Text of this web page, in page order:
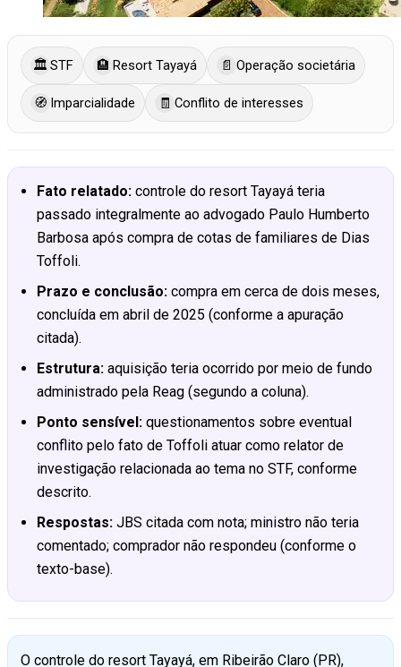
🏛️ STF 🏨 Resort Tayayá 📄 Operação societária
🧭 Imparcialidade 🧾 Conflito de interesses
Fato relatado: controle do resort Tayayá teria
passado integralmente ao advogado Paulo Humberto
Barbosa após compra de cotas de familiares de Dias
Toffoli.
Prazo e conclusão: compra em cerca de dois meses,
concluída em abril de 2025 (conforme a apuração
citada).
Estrutura: aquisição teria ocorrido por meio de fundo
administrado pela Reag (segundo a coluna).
Ponto sensível: questionamentos sobre eventual
conflito pelo fato de Toffoli atuar como relator de
investigação relacionada ao tema no STF, conforme
descrito.
Respostas: JBS citada com nota; ministro não teria
comentado; comprador não respondeu (conforme o
texto-base).
O controle do resort Tayayá, em Ribeirão Claro (PR),